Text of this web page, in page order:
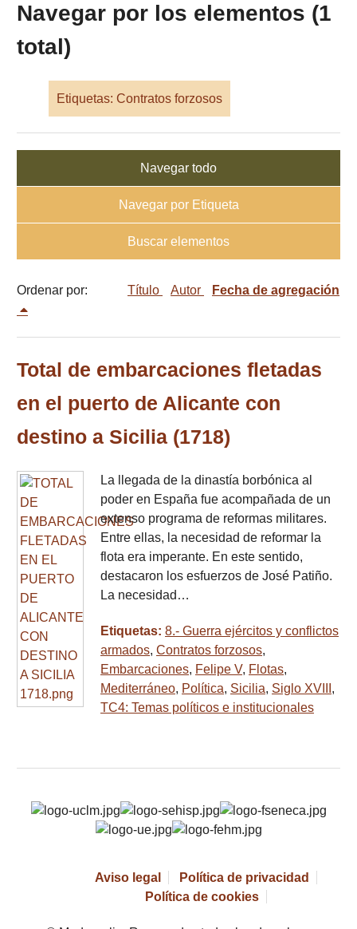
Navegar por los elementos (1
total)
Etiquetas: Contratos forzosos
Navegar todo
Navegar por Etiqueta
Buscar elementos
Ordenar por: Título Autor Fecha de agregación
Total de embarcaciones fletadas
en el puerto de Alicante con
destino a Sicilia (1718)
La llegada de la dinastía borbónica al
poder en España fue acompañada de un
extenso programa de reformas militares.
Entre ellas, la necesidad de reformar la
flota era imperante. En este sentido,
destacaron los esfuerzos de José Patiño.
La necesidad…
Etiquetas: 8.- Guerra ejércitos y conflictos
armados, Contratos forzosos,
Embarcaciones, Felipe V, Flotas,
Mediterráneo, Política, Sicilia, Siglo XVIII ,
TC4: Temas políticos e institucionales
Aviso legal
Política de privacidad
Política de cookies